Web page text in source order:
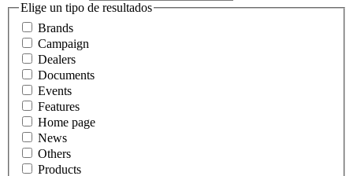
Elige un tipo de resultados
Brands
Campaign
Dealers
Documents
Events
Features
Home page
News
Others
Products